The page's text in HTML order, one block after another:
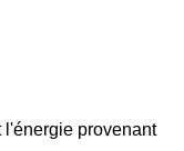
provenant